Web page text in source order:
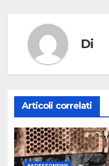
Di
Articoli correlati